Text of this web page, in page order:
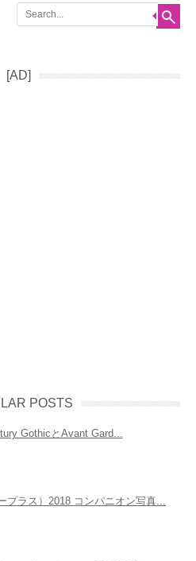
Search
[AD]
POSTS
GothicとAvant Gard...
プラス）2018 コンパニオン写真...